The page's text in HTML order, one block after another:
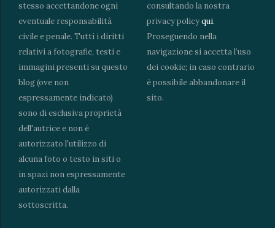
stesso accettandone ogni
eventuale responsabilità
civile e penale. Tutti i diritti
relativi a fotografie, testi e
immagini presenti su questo
blog (ove non
espressamente indicato)
sono di esclusiva proprietà
dell'autrice e non è
autorizzato l'utilizzo di
alcuna foto o testo in siti o
in spazi non espressamente
autorizzati dalla
sottoscritta.
consultando la nostra
privacy policyqui.
Proseguendo nella
navigazione si accetta l’uso
dei cookie; in caso contrario
è possibile abbandonare il
sito.